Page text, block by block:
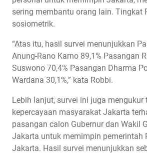
sering membantu orang lain. Tingkat
sosiometrik.
“Atas itu, hasil survei menunjukkan
Anung-Rano Karno 89,1% Pasangan
Suswono 70,4% Pasangan Dharma
Wardana 30,1%,” kata Robbi.
Lebih lanjut, survei ini juga mengukur
kepercayaan masyarakat Jakarta
pasangan calon Gubernur dan Wakil
Jakarta untuk memimpin pemerintah
Jakarta. Hasil survei menunjukkan